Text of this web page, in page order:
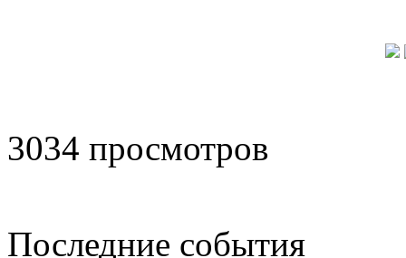
3034 просмотров
Последние события